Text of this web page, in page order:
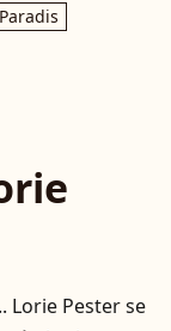
Lorie Pester se